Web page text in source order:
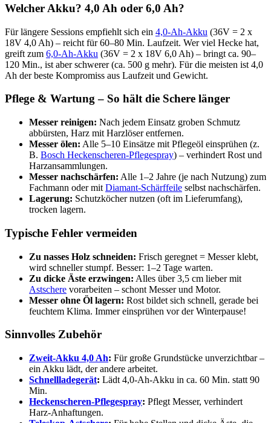
Welcher Akku? 4,0 Ah oder 6,0 Ah?
Für längere Sessions empfiehlt sich ein 4,0-Ah-Akku (36V = 2 x
18V 4,0 Ah) – reicht für 60–80 Min. Laufzeit. Wer viel Hecke hat,
greift zum 6,0-Ah-Akku (36V = 2 x 18V 6,0 Ah) – bringt ca. 90–
120 Min., ist aber schwerer (ca. 500 g mehr). Für die meisten ist 4,0
Ah der beste Kompromiss aus Laufzeit und Gewicht.
Pflege & Wartung – So hält die Schere länger
Messer reinigen: Nach jedem Einsatz groben Schmutz
abbürsten, Harz mit Harzlöser entfernen.
Messer ölen: Alle 5–10 Einsätze mit Pflegeöl einsprühen (z.
B. Bosch Heckenscheren-Pflegespray) – verhindert Rost und
Harzansammlungen.
Messer nachschärfen: Alle 1–2 Jahre (je nach Nutzung) zum
Fachmann oder mit Diamant-Schärffeile selbst nachschärfen.
Lagerung: Schutzköcher nutzen (oft im Lieferumfang),
trocken lagern.
Typische Fehler vermeiden
Zu nasses Holz schneiden: Frisch geregnet = Messer klebt,
wird schneller stumpf. Besser: 1–2 Tage warten.
Zu dicke Äste erzwingen: Alles über 3,5 cm lieber mit
Astschere vorarbeiten – schont Messer und Motor.
Messer ohne Öl lagern: Rost bildet sich schnell, gerade bei
feuchtem Klima. Immer einsprühen vor der Winterpause!
Sinnvolles Zubehör
Zweit-Akku 4,0 Ah: Für große Grundstücke unverzichtbar –
ein Akku lädt, der andere arbeitet.
Schnellladegerät: Lädt 4,0-Ah-Akku in ca. 60 Min. statt 90
Min.
Heckenscheren-Pflegespray: Pflegt Messer, verhindert
Harz-Anhaftungen.